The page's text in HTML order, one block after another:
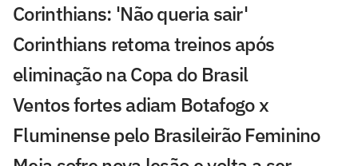
Corinthians: 'Não queria sair'
Corinthians retoma treinos após
eliminação na Copa do Brasil
Ventos fortes adiam Botafogo x
Fluminense pelo Brasileirão Feminino